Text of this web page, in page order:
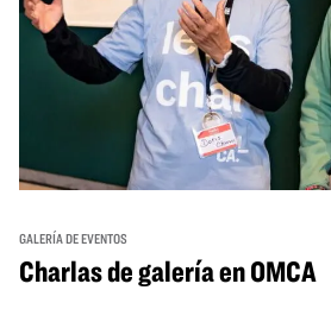
GALERÍA DE EVENTOS
Charlas de galería en OMCA